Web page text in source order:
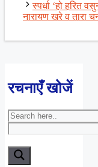
स्पर्धा ‘हो हरित
नारायण खरे व तारा
रचनाएँ खोजें